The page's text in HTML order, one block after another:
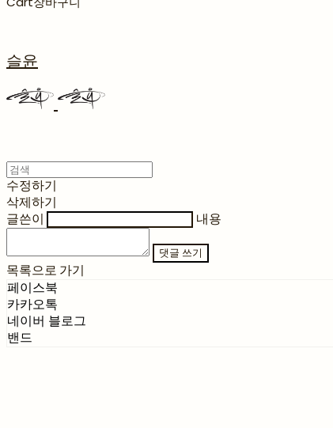
슬윤
수정하기
삭제하기
글쓴이
내용
댓글 쓰기
목록으로 가기
페이스북
카카오톡
네이버 블로그
밴드